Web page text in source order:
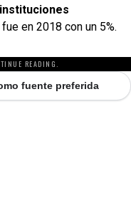
instituciones
en 2018 con un 5%.
READING.
fuente preferida